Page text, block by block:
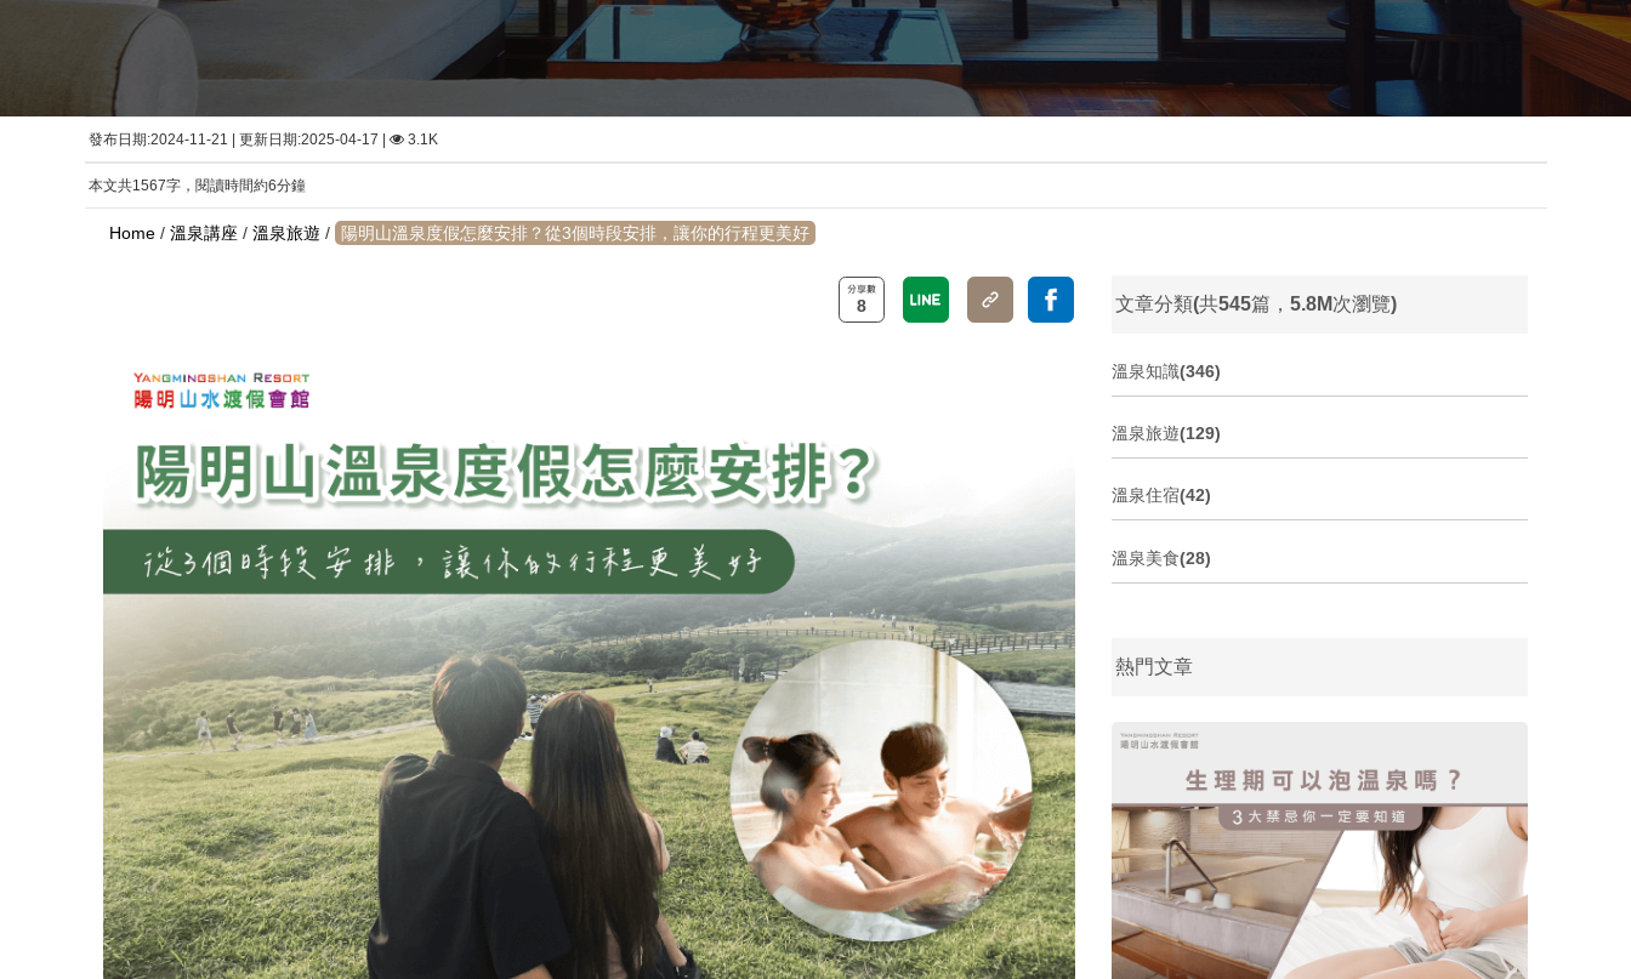
發布日期:2024-11-21 | 更新日期:2025-04-17 | 3.1K
本文共1567字，閱讀時間約6分鐘
Home/ 溫泉講座 / 溫泉旅遊 / 陽明山溫泉度假怎麼安排？從3個時段安排，讓你的行程更美好
8 文章分類(共545篇，5.8M次瀏覽)
溫泉知識(346)
溫泉旅遊(129)
溫泉住宿(42)
溫泉美食(28)
熱門文章